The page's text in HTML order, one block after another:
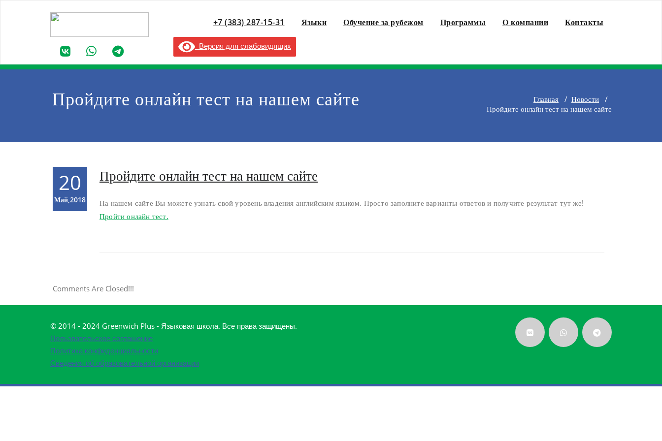
+7 (383) 287-15-31 Языки Обучение за рубежом Программы О компании Контакты
Версия для слабовидящих
Пройдите онлайн тест на нашем сайте Главная / Новости /
Пройдите онлайн тест на нашем сайте
20
Май,2018
Пройдите онлайн тест на нашем сайте
На нашем сайте Вы можете узнать свой уровень владения английским языком. Просто заполните варианты ответов и получите результат тут же!
Пройти онлайн тест.
Comments Are Closed!!!
© 2014 - 2024 Greenwich Plus - Языковая школа. Все права защищены.
Пользвательское соглашение
Политика конфиденциальности
Сведения об образовательной организации